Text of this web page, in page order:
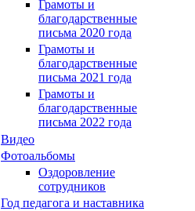
Грамоты и
благодарственные
письма 2020 года
Грамоты и
благодарственные
письма 2021 года
Грамоты и
благодарственные
письма 2022 года
Видео
Фотоальбомы
Оздоровление
сотрудников
Год педагога и наставника